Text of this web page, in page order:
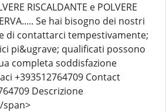
RISCALDANTE e POLVERE
Se hai bisogno dei nostri
di contattarci tempestivamente;
pi&ugrave; qualificati possono
completa soddisfazione
+393512764709 Contact
Descrizione
span>